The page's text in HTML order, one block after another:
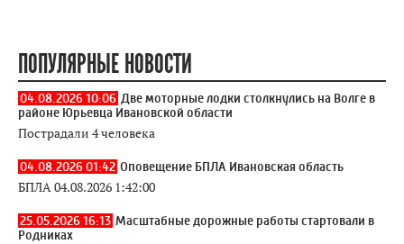
ПОПУЛЯРНЫЕ НОВОСТИ
04.08.2026 10:06 Две моторные лодки столкнулись на Волге в
районе Юрьевца Ивановской области
Пострадали 4 человека
04.08.2026 01:42 Оповещение БПЛА Ивановская область
БПЛА 04.08.2026 1:42:00
25.05.2026 16:13 Масштабные дорожные работы стартовали в
Родниках